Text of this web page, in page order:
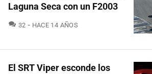
Laguna Seca con un F2003
32 COMENTARIOS
HACE 14 AÑOS
El SRT Viper esconde los